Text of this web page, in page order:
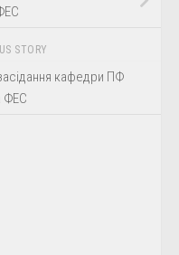
STORY
кафедри ПФ
ФЕС